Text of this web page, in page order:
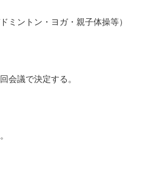
ントン・ヨガ・親子体操等）
議で決定する。